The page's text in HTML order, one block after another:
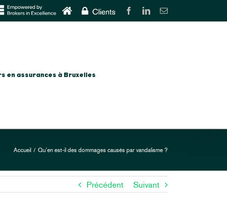
Home CLIENTS FacebookLinkedInEmail
en assurances à Bruxelles
Accueil / Qu’en est-il des dommages causés par vandalisme ?
Précédent Suivant